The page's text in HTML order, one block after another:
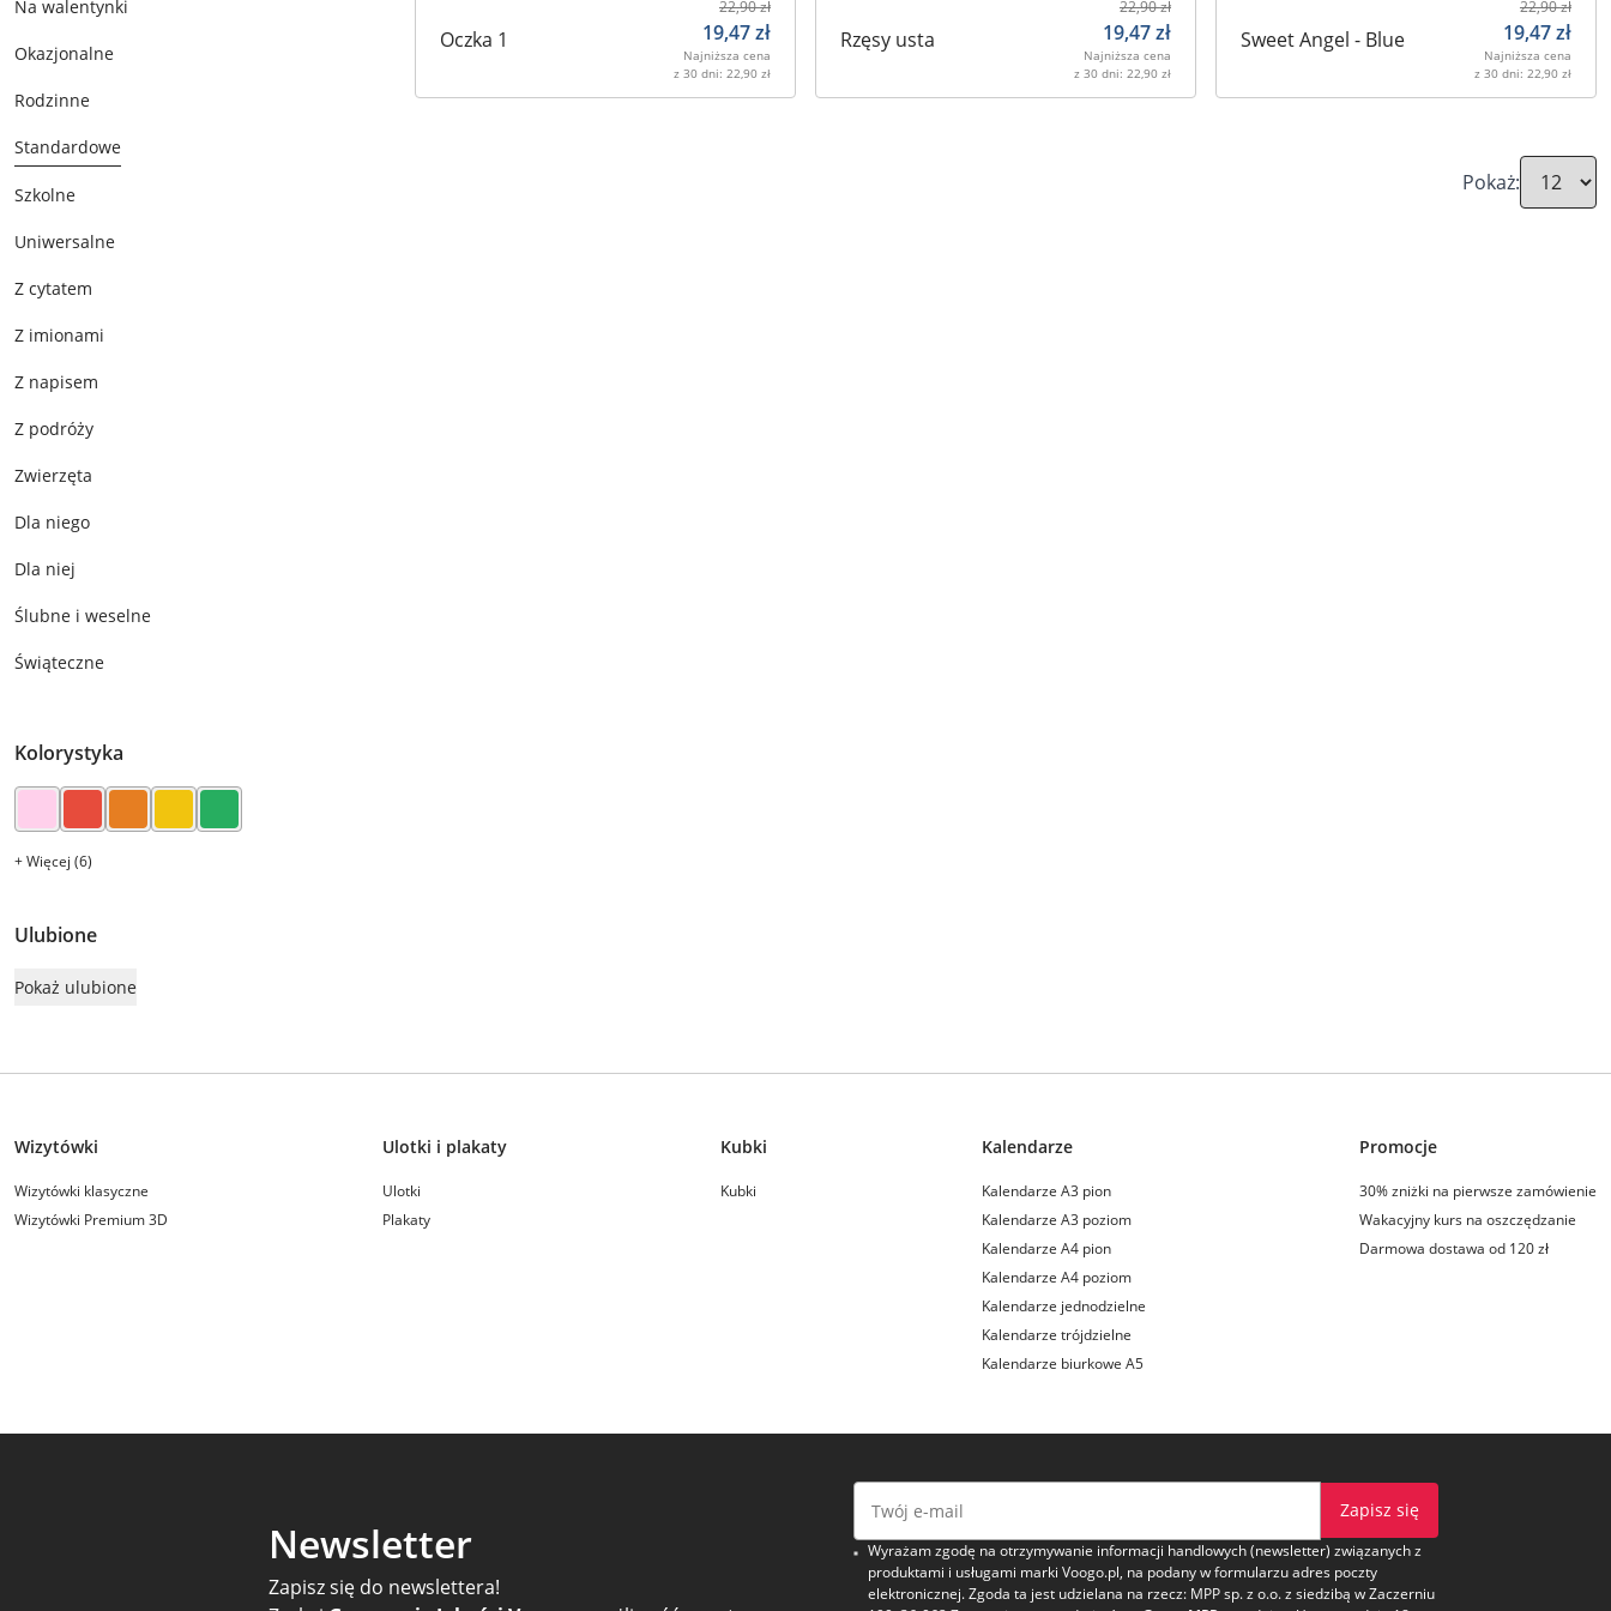
Na walentynki
Okazjonalne
Rodzinne
Standardowe
Szkolne
Uniwersalne
Z cytatem
Z imionami
Z napisem
Z podróży
Zwierzęta
Dla niego
Dla niej
Ślubne i weselne
Świąteczne
Kolorystyka
+ Więcej (6)
Ulubione
Pokaż ulubione
Oczka 1
22,90zł
19,47zł
Najniższa cena
z 30 dni: 22,90 zł
Rzęsy usta
22,90zł
19,47zł
Najniższa cena
z 30 dni: 22,90 zł
Sweet Angel - Blue
22,90zł
19,47zł
Najniższa cena
z 30 dni: 22,90 zł
Pokaż:
Wizytówki
Wizytówki klasyczne
Wizytówki Premium 3D
Ulotki i plakaty
Ulotki
Plakaty
Kubki
Kubki
Kalendarze
Kalendarze A3 pion
Kalendarze A3 poziom
Kalendarze A4 pion
Kalendarze A4 poziom
Kalendarze jednodzielne
Kalendarze trójdzielne
Kalendarze biurkowe A5
Promocje
30% zniżki na pierwsze zamówienie
Wakacyjny kurs na oszczędzanie
Darmowa dostawa od 120 zł
Newsletter
Zapisz się do newslettera!
Zapisz się
Wyrażam zgodę na otrzymywanie informacji handlowych (newsletter) związanych z
produktami i usługami marki Voogo.pl, na podany w formularzu adres poczty
elektronicznej. Zgoda ta jest udzielana na rzecz: MPP sp. z o.o. z siedzibą w Zaczerniu